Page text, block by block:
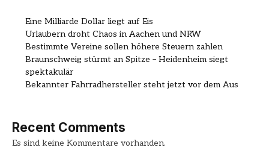
Eine Milliarde Dollar liegt auf Eis
Urlaubern droht Chaos in Aachen und NRW
Bestimmte Vereine sollen höhere Steuern zahlen
Braunschweig stürmt an Spitze – Heidenheim siegt
spektakulär
Bekannter Fahrradhersteller steht jetzt vor dem Aus
Recent Comments
Es sind keine Kommentare vorhanden.